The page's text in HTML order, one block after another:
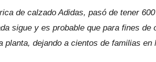
de calzado Adidas, pasó de tener
sigue y es probable que para fines de
dejando a cientos de familias en